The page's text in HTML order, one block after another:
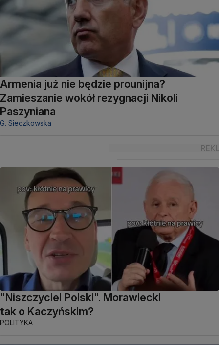
Armenia już nie będzie prounijna?
Zamieszanie wokół rezygnacji Nikoli
Paszyniana
G. Sieczkowska
"Niszczyciel Polski". Morawiecki
tak o Kaczyńskim?
POLITYKA